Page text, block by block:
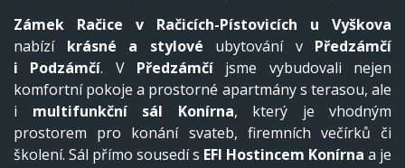
Zámek Račice v Račicích-Pístovicích u Vyškova
nabízí krásné a stylové ubytování v Předzámčí
i
Podzámčí. V Předzámčí jsme vybudovali nejen
komfortní pokoje a prostorné apartmány s terasou, ale
i multifunkční sál Konírna, který je vhodným
prostorem pro konání svateb, firemních večírků či
školení. Sál přímo sousedí s EFI Hostincem Konírna a je